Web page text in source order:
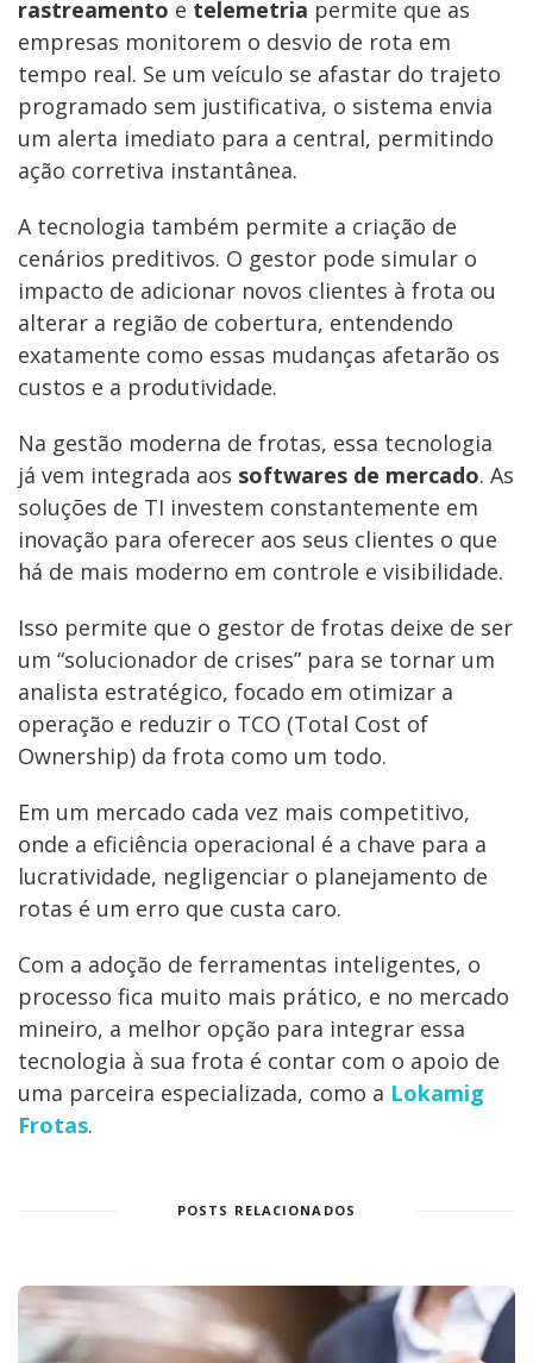
rastreamento e telemetria permite que as
empresas monitorem o desvio de rota em
tempo real. Se um veículo se afastar do trajeto
programado sem justificativa, o sistema envia
um alerta imediato para a central, permitindo
ação corretiva instantânea.
A tecnologia também permite a criação de
cenários preditivos. O gestor pode simular o
impacto de adicionar novos clientes à frota ou
alterar a região de cobertura, entendendo
exatamente como essas mudanças afetarão os
custos e a produtividade.
Na gestão moderna de frotas, essa tecnologia
já vem integrada aos softwares de mercado. As
soluções de TI investem constantemente em
inovação para oferecer aos seus clientes o que
há de mais moderno em controle e visibilidade.
Isso permite que o gestor de frotas deixe de ser
um “solucionador de crises” para se tornar um
analista estratégico, focado em otimizar a
operação e reduzir o TCO (Total Cost of
Ownership) da frota como um todo.
Em um mercado cada vez mais competitivo,
onde a eficiência operacional é a chave para a
lucratividade, negligenciar o planejamento de
rotas é um erro que custa caro.
Com a adoção de ferramentas inteligentes, o
processo fica muito mais prático, e no mercado
mineiro, a melhor opção para integrar essa
tecnologia à sua frota é contar com o apoio de
uma parceira especializada, como a Lokamig
Frotas.
POSTS RELACIONADOS